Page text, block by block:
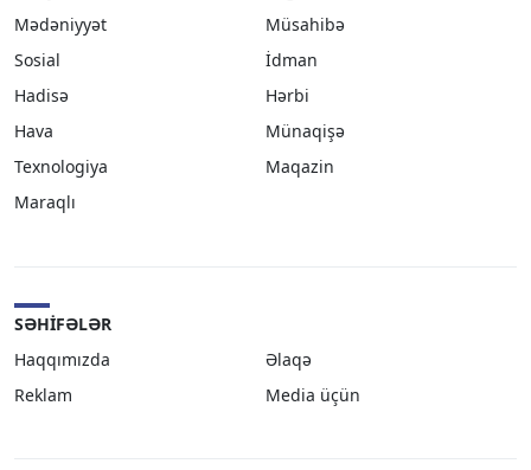
Mədəniyyət
Müsahibə
Sosial
İdman
Hadisə
Hərbi
Hava
Münaqişə
Texnologiya
Maqazin
Maraqlı
SƏHIFƏLƏR
Haqqımızda
Əlaqə
Reklam
Media üçün